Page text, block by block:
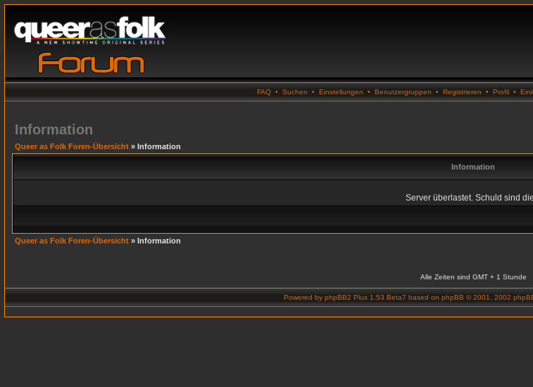
FAQ • Suchen • Einstellungen • Benutzergruppen • Registrieren • Profil •
Information
Queer as Folk Foren-Übersicht » Information
Information
Server überlastet. Schuld sind
Queer as Folk Foren-Übersicht » Information
Alle Zeiten sind GMT + 1 Stunde
Powered by phpBB2 Plus 1.53 Beta7 based on phpBB © 2001, 2002